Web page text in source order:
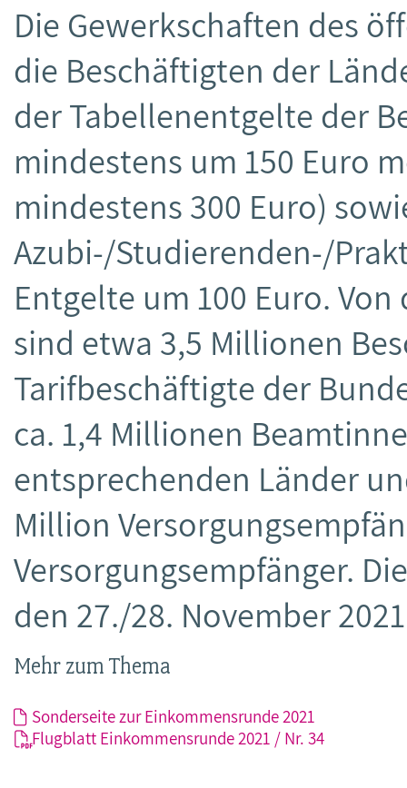
Die Gewerkschaften des
die Beschäftigten der
der Tabellenentgelte der
mindestens um 150 Euro
mindestens 300 Euro)
Azubi-/Studierenden-/
Entgelte um 100 Euro.
sind etwa 3,5 Millionen
Tarifbeschäftigte der
ca. 1,4 Millionen
entsprechenden Länder
Million
Versorgungsempfänger.
den 27./28. November
Mehr zum Thema
Sonderseite zur Einkommensrunde 2021
Flugblatt Einkommensrunde 2021 / Nr. 34